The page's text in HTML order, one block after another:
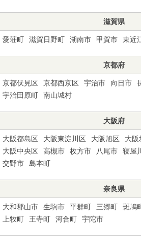
滋賀県
愛荘町 滋賀日野町 湖南市 甲賀市 東近
京都府
京都伏見区 京都西京区 宇治市 向日市
宇治田原町
南山城村
大阪府
大阪都島区 大阪東淀川区 大阪旭区 大阪
大阪中央区
高槻市 枚方市 八尾市 寝屋
交野市
島本町
奈良県
大和郡山市 生駒市 平群町 三郷町 斑鳩
上牧町
王寺町 河合町 宇陀市